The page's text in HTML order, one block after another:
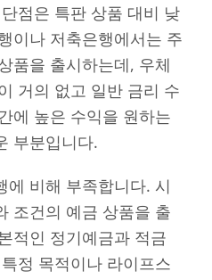
점은 특판 상품 대비 낮
이나 저축은행에서는 주
품을 출시하는데, 우체
거의 없고 일반 금리 수
에 높은 수익을 원하는
부분입니다.
에 비해 부족합니다. 시
조건의 예금 상품을 출
적인 정기예금과 적금
정 목적이나 라이프스